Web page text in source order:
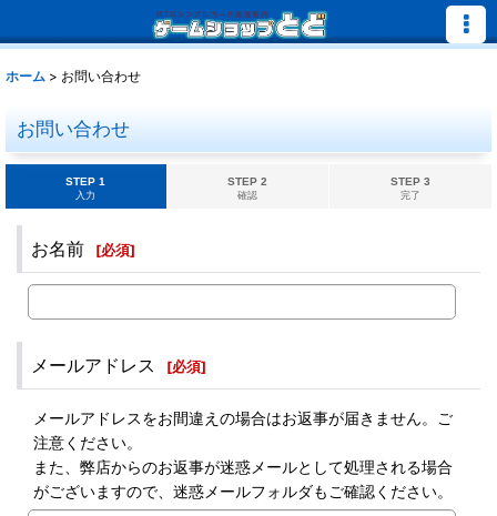
ホーム > お問い合わせ
お問い合わせ
STEP 1
入力
STEP 2
確認
STEP 3
完了
お名前 [必須]
メールアドレス [必須]
メールアドレスをお間違えの場合はお返事が届きません。ご
注意ください。
また、弊店からのお返事が迷惑メールとして処理される場合
がございますので、迷惑メールフォルダもご確認ください。